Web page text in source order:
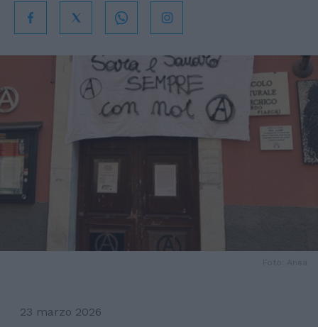
23 marzo 2026